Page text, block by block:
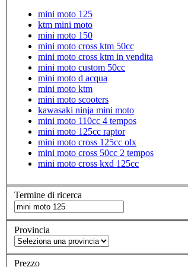
mini moto 125
ktm mini moto
mini moto 150
mini moto cross ktm 50cc
mini moto cross ktm in vendita
mini moto custom 50cc
mini moto d acqua
mini moto ktm
mini moto scooters
kawasaki ninja mini moto
mini moto 110cc 4 tempos
mini moto 125cc raptor
mini moto cross 125cc olx
mini moto cross 50cc 2 tempos
mini moto cross kxd 125cc
Termine di ricerca
Provincia
Prezzo